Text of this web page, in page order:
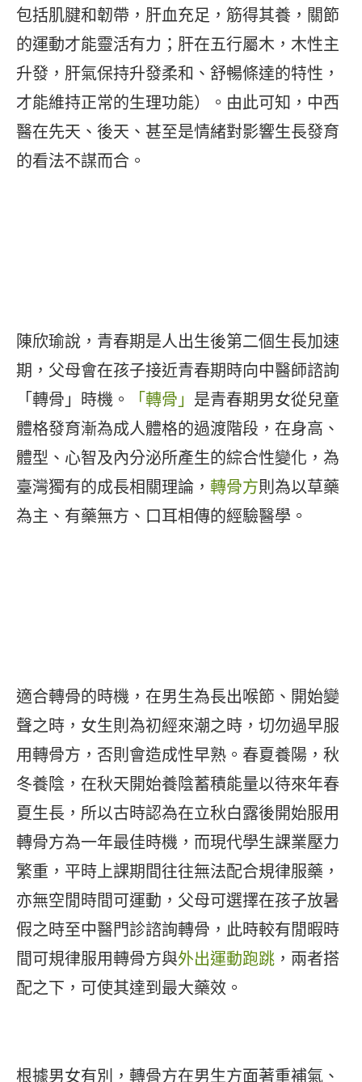
包括肌腱和韌帶，肝血充足，筋得其養，關節
的運動才能靈活有力；肝在五行屬木，木性主
升發，肝氣保持升發柔和、舒暢條達的特性，
才能維持正常的生理功能）。由此可知，中西
醫在先天、後天、甚至是情緒對影響生長發育
的看法不謀而合。
陳欣瑜說，青春期是人出生後第二個生長加速
期，父母會在孩子接近青春期時向中醫師諮詢
「轉骨」時機。
「轉骨」 是青春期男女從兒童
體格發育漸為成人體格的過渡階段，在身高、
體型、心智及內分泌所產生的綜合性變化，為
臺灣獨有的成長相關理論， 轉骨方則為以草藥
為主、有藥無方、口耳相傳的經驗醫學。
適合轉骨的時機，在男生為長出喉節、開始變
聲之時，女生則為初經來潮之時，切勿過早服
用轉骨方，否則會造成性早熟。春夏養陽，秋
冬養陰，在秋天開始養陰蓄積能量以待來年春
夏生長，所以古時認為在立秋白露後開始服用
轉骨方為一年最佳時機，而現代學生課業壓力
繁重，平時上課期間往往無法配合規律服藥，
亦無空閒時間可運動，父母可選擇在孩子放暑
假之時至中醫門診諮詢轉骨，此時較有閒暇時
間可規律服用轉骨方與外出運動跑跳 ，兩者搭
配之下，可使其達到最大藥效。
根據男女有別，轉骨方在男生方面著重補氣、